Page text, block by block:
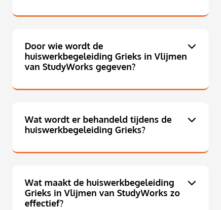
Door wie wordt de
huiswerkbegeleiding Grieks in Vlijmen
van StudyWorks gegeven?
Wat wordt er behandeld tijdens de
huiswerkbegeleiding Grieks?
Wat maakt de huiswerkbegeleiding
Grieks in Vlijmen van StudyWorks zo
effectief?